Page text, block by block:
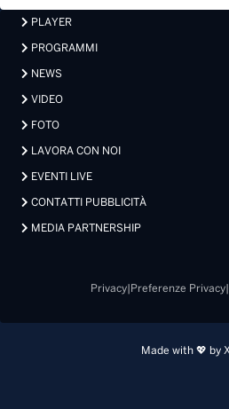
PLAYER
PROGRAMMI
NEWS
VIDEO
FOTO
LAVORA CON NOI
EVENTI LIVE
CONTATTI PUBBLICITÀ
MEDIA PARTNERSHIP
Privacy| Preferenze Privacy|
Made with 💖 by